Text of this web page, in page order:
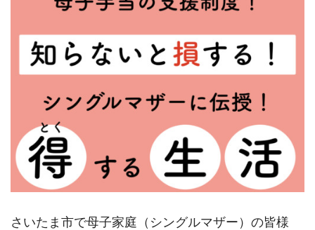
さいたま市で母子家庭（シングルマザー）の皆様